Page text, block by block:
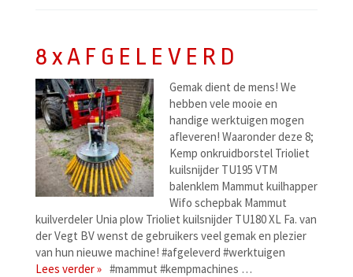
8 x A F G E L E V E R D
Gemak dient de mens! We
hebben vele mooie en
handige werktuigen mogen
afleveren! Waaronder deze 8;
Kemp onkruidborstel Trioliet
kuilsnijder TU195 VTM
balenklem Mammut kuilhapper
Wifo schepbak Mammut
kuilverdeler Unia plow Trioliet kuilsnijder TU180 XL Fa. van
der Vegt BV wenst de gebruikers veel gemak en plezier
van hun nieuwe machine! #afgeleverd #werktuigen
#mammut #kempmachines …
Lees verder »